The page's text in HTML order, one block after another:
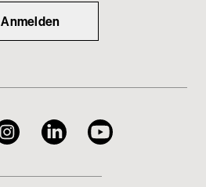
Anmelden